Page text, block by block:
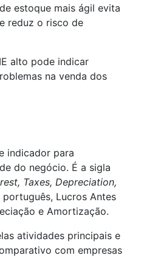
estoque mais ágil evita
reduz o risco de
alto pode indicar
na venda dos
indicador para
do negócio. É a sigla
Taxes, Depreciation,
português, Lucros Antes
e Amortização.
atividades principais e
com empresas